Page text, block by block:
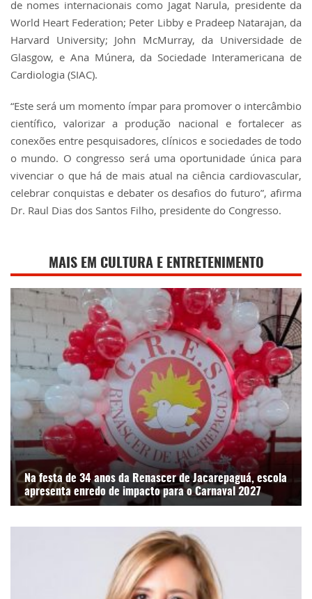
de nomes internacionais como Jagat Narula, presidente da
World Heart Federation; Peter Libby e Pradeep Natarajan, da
Harvard University; John McMurray, da Universidade de
Glasgow, e Ana Múnera, da Sociedade Interamericana de
Cardiologia (SIAC).
“Este será um momento ímpar para promover o intercâmbio
científico, valorizar a produção nacional e fortalecer as
conexões entre pesquisadores, clínicos e sociedades de todo
o mundo. O congresso será uma oportunidade única para
vivenciar o que há de mais atual na ciência cardiovascular,
celebrar conquistas e debater os desafios do futuro”, afirma
Dr. Raul Dias dos Santos Filho, presidente do Congresso.
MAIS EM CULTURA E ENTRETENIMENTO
Na festa de 34 anos da Renascer de Jacarepaguá, escola
apresenta enredo de impacto para o Carnaval 2027